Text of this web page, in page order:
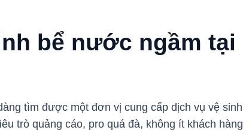
bể nước ngầm tại
tìm được một đơn vị cung cấp dịch vụ vệ sinh
trò quảng cáo, pro quá đà, không ít khách hàng